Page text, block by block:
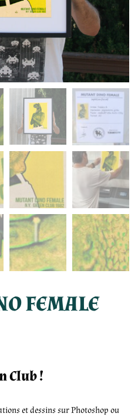
FEMALE
Club !
et dessins sur Photoshop ou